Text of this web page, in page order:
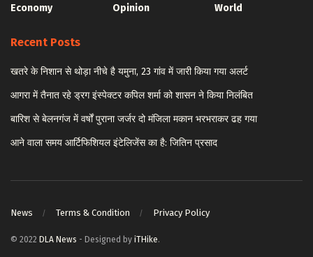
Economy
Opinion
World
Recent Posts
खतरे के निशान से थोड़ा नीचे है यमुना, 23 गांव में जारी किया गया अलर्ट
आगरा में तैनात रहे ड्रग इंस्पेक्टर कपिल शर्मा को शासन ने किया निलंबित
बारिश से बेलनगंज में वर्षों पुराना जर्जर दो मंजिला मकान भरभराकर ढह गया
आने वाला समय आर्टिफिशियल इंटेलिजेंस का है: जितिन प्रसाद
News Terms & Condition Privacy Policy
© 2022 DLA News - Designed by iTHike.